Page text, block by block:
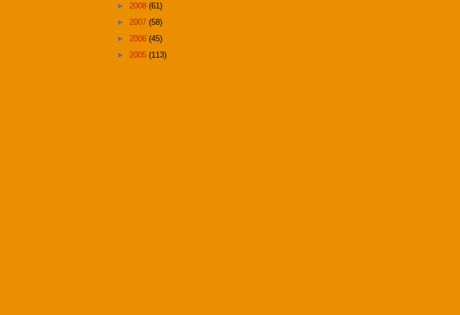
► 2008 (61)
► 2007 (58)
► 2006 (45)
► 2005 (113)